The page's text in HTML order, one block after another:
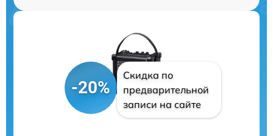
-20%
Скидка по
предварительной
записи на сайте